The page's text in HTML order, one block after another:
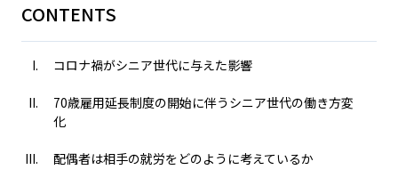
CONTENTS
コロナ禍がシニア世代に与えた影響
70歳雇用延長制度の開始に伴うシニア世代の働き方変
化
配偶者は相手の就労をどのように考えているか